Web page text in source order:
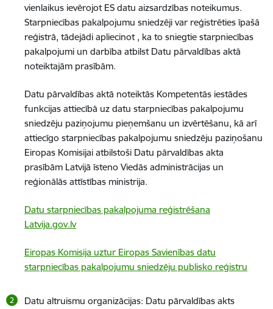
vienlaikus ievērojot ES datu aizsardzības noteikumus.
Starpniecības pakalpojumu sniedzēji var reģistrēties īpašā
reģistrā, tādejādi apliecinot , ka to sniegtie starpniecības
pakalpojumi un darbība atbilst Datu pārvaldības aktā
noteiktajām prasībām.
Datu pārvaldības aktā noteiktās Kompetentās iestādes
funkcijas attiecībā uz datu starpniecības pakalpojumu
sniedzēju paziņojumu pieņemšanu un izvērtēšanu, kā arī
attiecīgo starpniecības pakalpojumu sniedzēju paziņošanu
Eiropas Komisijai atbilstoši Datu pārvaldības akta
prasībām Latvijā īsteno Viedās administrācijas un
reģionālās attīstības ministrija.
Datu starpniecības pakalpojuma reģistrēšana
Latvija.gov.lv
Eiropas Komisija uztur Eiropas Savienības datu
starpniecības pakalpojumu sniedzēju publisko reģistru
Datu altruismu organizācijas: Datu pārvaldības akts